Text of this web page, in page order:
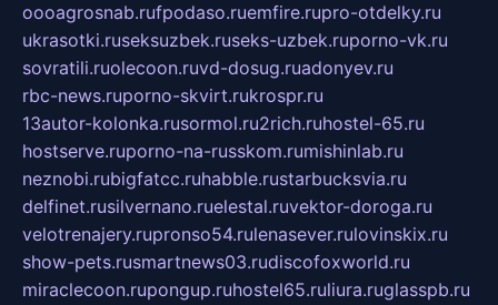
oooagrosnab.rufpodaso.ruemfire.rupro-otdelky.ru
ukrasotki.ruseksuzbek.ruseks-uzbek.ruporno-vk.ru
sovratili.ruolecoon.ruvd-dosug.ruadonyev.ru
rbc-news.ruporno-skvirt.rukrospr.ru
13autor-kolonka.rusormol.ru2rich.ruhostel-65.ru
hostserve.ruporno-na-russkom.rumishinlab.ru
neznobi.rubigfatcc.ruhabble.rustarbucksvia.ru
delfinet.rusilvernano.ruelestal.ruvektor-doroga.ru
velotrenajery.rupronso54.rulenasever.rulovinskix.ru
show-pets.rusmartnews03.rudiscofoxworld.ru
miraclecoon.rupongup.ruhostel65.ruliura.ruglasspb.ru